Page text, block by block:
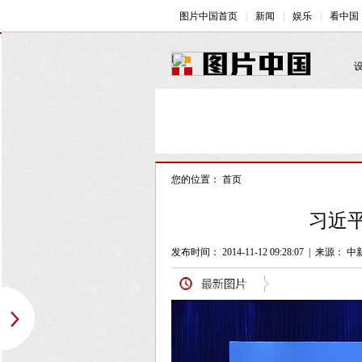
您的位置： 首页
习近
发布时间： 2014-11-12 09:28:07 来源： 中